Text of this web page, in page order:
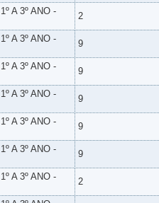
A 3º ANO -
2
A 3º ANO -
9
A 3º ANO -
9
A 3º ANO -
9
A 3º ANO -
9
A 3º ANO -
9
A 3º ANO -
2